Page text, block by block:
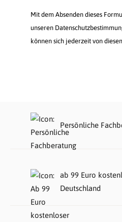
Mit dem Absenden dieses
unseren
können sich jederzeit von
Persönliche
ab 99 Euro
Deutschland